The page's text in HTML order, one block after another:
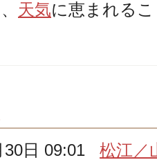
天気に恵まれる
30日 09:01松江／